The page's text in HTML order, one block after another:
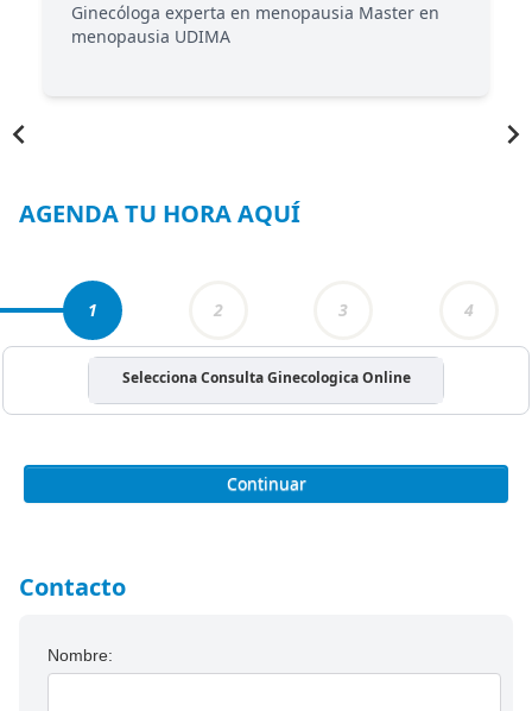
Ginecóloga experta en menopausia Master en
menopausia UDIMA
AGENDA TU HORA AQUÍ
1 2 3 4
Selecciona Consulta Ginecologica Online
Continuar
Contacto
Nombre: